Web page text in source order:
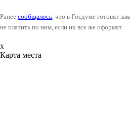
Ранее сообщалось, что в Госдуме готовят
не платить по ним, если их все же оформят.
x
Карта места